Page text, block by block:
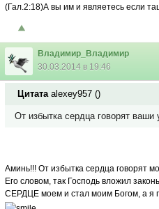
(Гал.2:18)А вы им и являетесь если
Владимир_Владимир
30.03.2014 в 19:46
Цитата alexey957 ()
От избытка сердца говорят ваши
Аминь!!! От избытка сердца говорят
Его словом, так Господь вложил
СЕРДЦЕ моем и стал моим Богом, а я